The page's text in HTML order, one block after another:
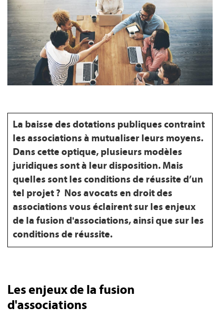
FR
La baisse des dotations publiques contraint
les associations à mutualiser leurs moyens.
Dans cette optique, plusieurs modèles
juridiques sont à leur disposition. Mais
quelles sont les conditions de réussite d’un
tel projet ? Nos avocats en droit des
associations vous éclairent sur les enjeux
de la fusion d'associations, ainsi que sur les
conditions de réussite.
Les enjeux de la fusion
d'associations